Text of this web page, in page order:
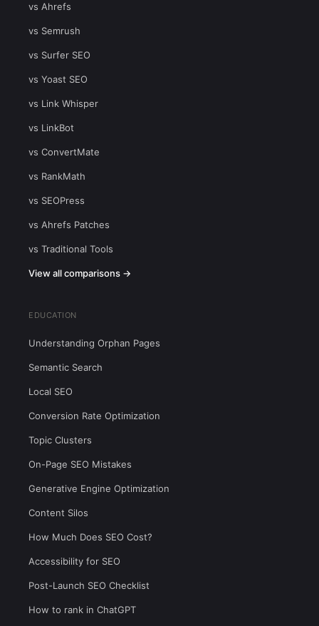
vs Ahrefs
vs Semrush
vs Surfer SEO
vs Yoast SEO
vs Link Whisper
vs LinkBot
vs ConvertMate
vs RankMath
vs SEOPress
vs Ahrefs Patches
vs Traditional Tools
View all comparisons →
EDUCATION
Understanding Orphan Pages
Semantic Search
Local SEO
Conversion Rate Optimization
Topic Clusters
On-Page SEO Mistakes
Generative Engine Optimization
Content Silos
How Much Does SEO Cost?
Accessibility for SEO
Post-Launch SEO Checklist
How to rank in ChatGPT